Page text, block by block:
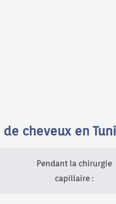
cheveux en
Pendant la chirurgie
capillaire :